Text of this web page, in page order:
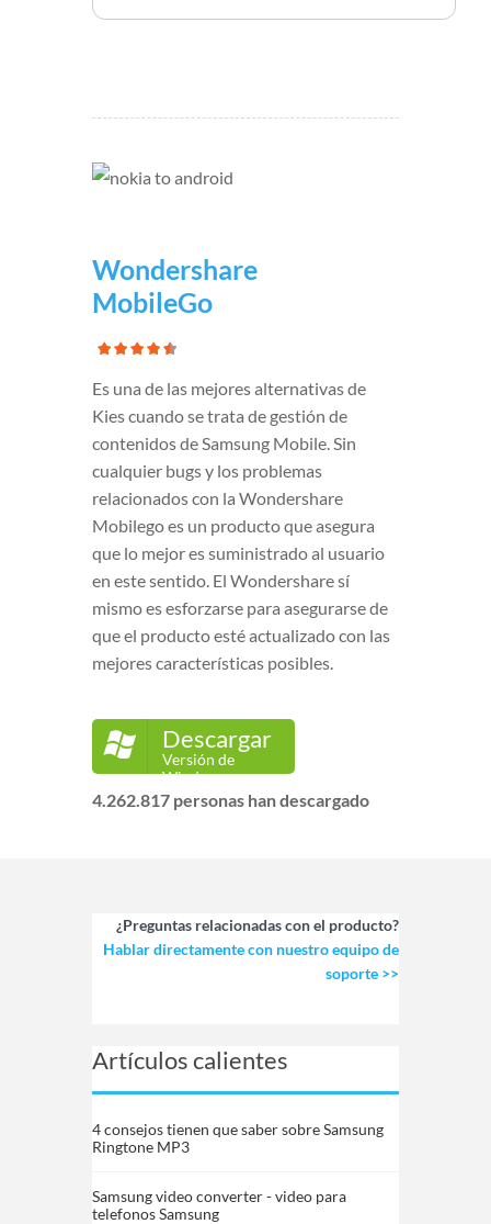
Wondershare
MobileGo
Es una de las mejores alternativas de
Kies cuando se trata de gestión de
contenidos de Samsung Mobile. Sin
cualquier bugs y los problemas
relacionados con la Wondershare
Mobilego es un producto que asegura
que lo mejor es suministrado al usuario
en este sentido. El Wondershare sí
mismo es esforzarse para asegurarse de
que el producto esté actualizado con las
mejores características posibles.
Descargar
Versión de
Windows
4.262.817 personas han descargado
¿Preguntas relacionadas con el producto?
Hablar directamente con nuestro equipo de
soporte >>
Artículos calientes
4 consejos tienen que saber sobre Samsung
Ringtone MP3
Samsung video converter - video para
telefonos Samsung